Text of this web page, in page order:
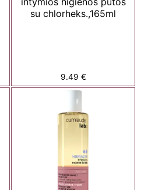
su chlorheks.,165ml
9.49 €